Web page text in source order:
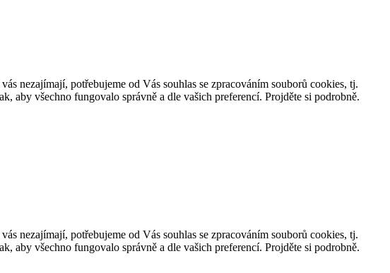
nezajímají, potřebujeme od Vás souhlas se zpracováním souborů cookies, tj.
aby všechno fungovalo správně a dle vašich preferencí. Projděte si podrobně.
nezajímají, potřebujeme od Vás souhlas se zpracováním souborů cookies, tj.
aby všechno fungovalo správně a dle vašich preferencí. Projděte si podrobně.